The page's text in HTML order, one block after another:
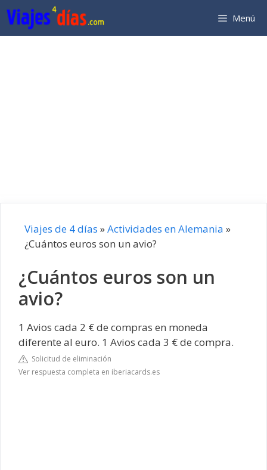
Saltar
al
contenido
Menú
Viajes de 4 días »Actividades en Alemania »
¿Cuántos euros son un avio?
¿Cuántos euros son un
avio?
1 Avios cada 2 € de compras en moneda
diferente al euro. 1 Avios cada 3 € de compra.
Solicitud de eliminación
Ver respuesta completa en iberiacards.es